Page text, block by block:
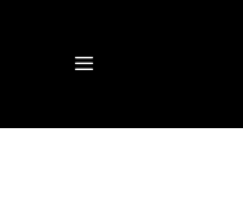
Menu